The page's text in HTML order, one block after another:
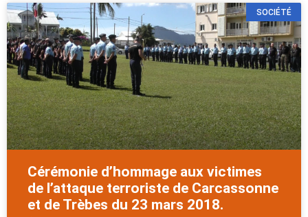
SOCIÉTÉ
Cérémonie d’hommage aux victimes
de l’attaque terroriste de Carcassonne
et de Trèbes du 23 mars 2018.